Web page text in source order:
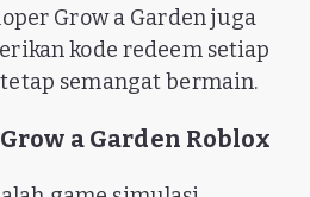
Grow a Garden juga
kode redeem setiap
semangat bermain.
a Garden Roblox